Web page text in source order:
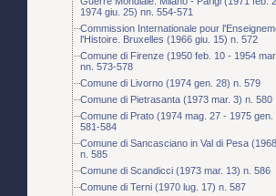
1974 giu. 25) nn. 554-571
Commission Internationale pour
l'Histoire. Bruxelles (1966 giu. 15) n. 572
Comune di Firenze (1950 feb. 10 - 1954
nn. 573-578
Comune di Livorno (1974 gen. 28) n. 579
Comune di Pietrasanta (1973 mar. 3) n. 580
Comune di Prato (1974 mag. 27 - 1975 gen.
581-584
Comune di Sancasciano in Val di Pesa
n. 585
Comune di Scandicci (1973 mar. 13) n. 586
Comune di Terni (1970 lug. 17) n. 587